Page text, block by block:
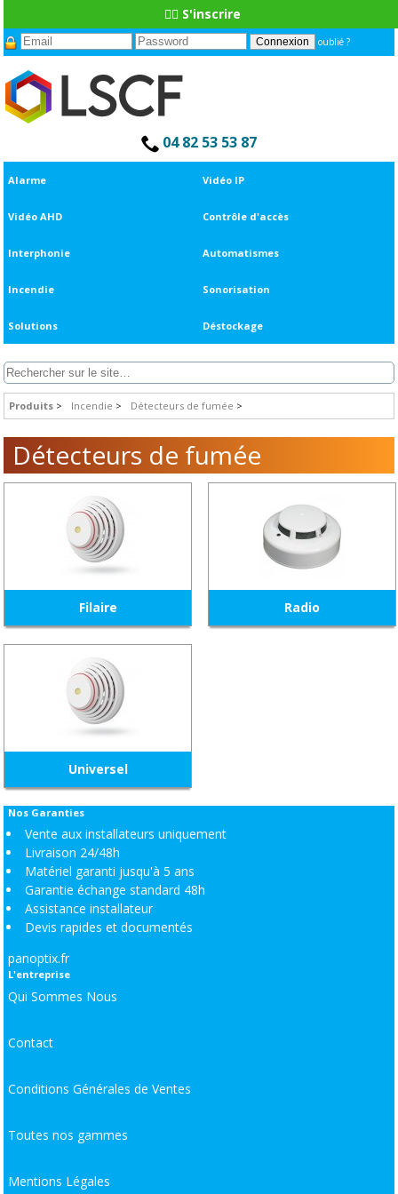
👆🏼 S'inscrire
oublié ?
04 82 53 53 87
Alarme Vidéo IP
Vidéo AHD Contrôle d'accès
Interphonie Automatismes
Incendie Sonorisation
Solutions Déstockage
Produits Incendie Détecteurs de fumée
Détecteurs de fumée
Filaire Radio
Universel
Nos Garanties
Vente aux installateurs uniquement
Livraison 24/48h
Matériel garanti jusqu'à 5 ans
Garantie échange standard 48h
Assistance installateur
Devis rapides et documentés
panoptix.fr
L'entreprise
Qui Sommes Nous
Contact
Conditions Générales de Ventes
Toutes nos gammes
Mentions Légales